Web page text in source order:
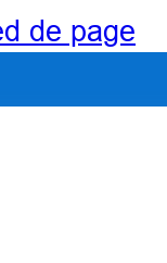
de page